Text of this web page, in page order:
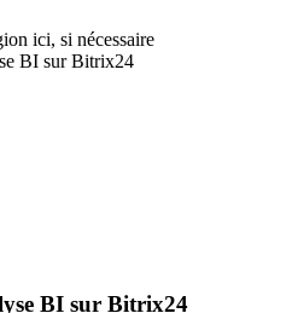
ici, si nécessaire
BI sur Bitrix24
BI sur Bitrix24